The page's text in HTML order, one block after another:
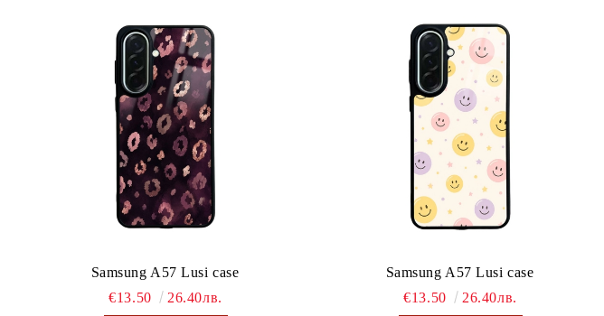
Samsung A57 Lusi case
€13.50
26.40лв.
Samsung A57 Lusi case
€13.50
26.40лв.